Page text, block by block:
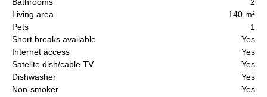
Living area
140 m²
Pets
1
Short breaks available
Yes
Internet access
Yes
Satelite dish/cable TV
Yes
Dishwasher
Yes
Non-smoker
Yes